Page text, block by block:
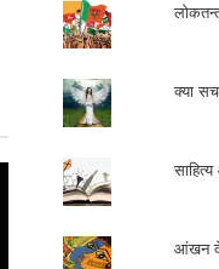
क्या
आंखन